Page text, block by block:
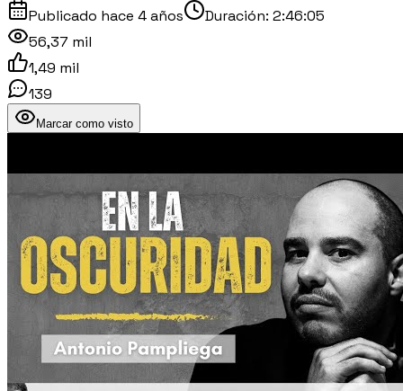
Publicado hace 4 años Duración: 2:46:05
56,37 mil
1,49 mil
139
Marcar como visto